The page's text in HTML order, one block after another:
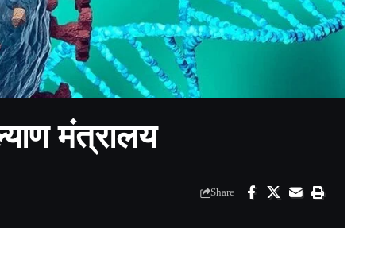
मंत्रालय
Share